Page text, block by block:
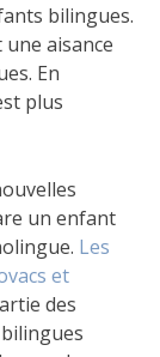
bilingues.
une aisance
En
plus
un enfant
Les
et
des